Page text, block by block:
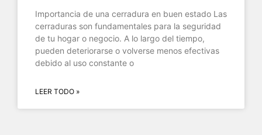
Importancia de una cerradura en buen estado Las
cerraduras son fundamentales para la seguridad
de tu hogar o negocio. A lo largo del tiempo,
pueden deteriorarse o volverse menos efectivas
debido al uso constante o
LEER TODO »